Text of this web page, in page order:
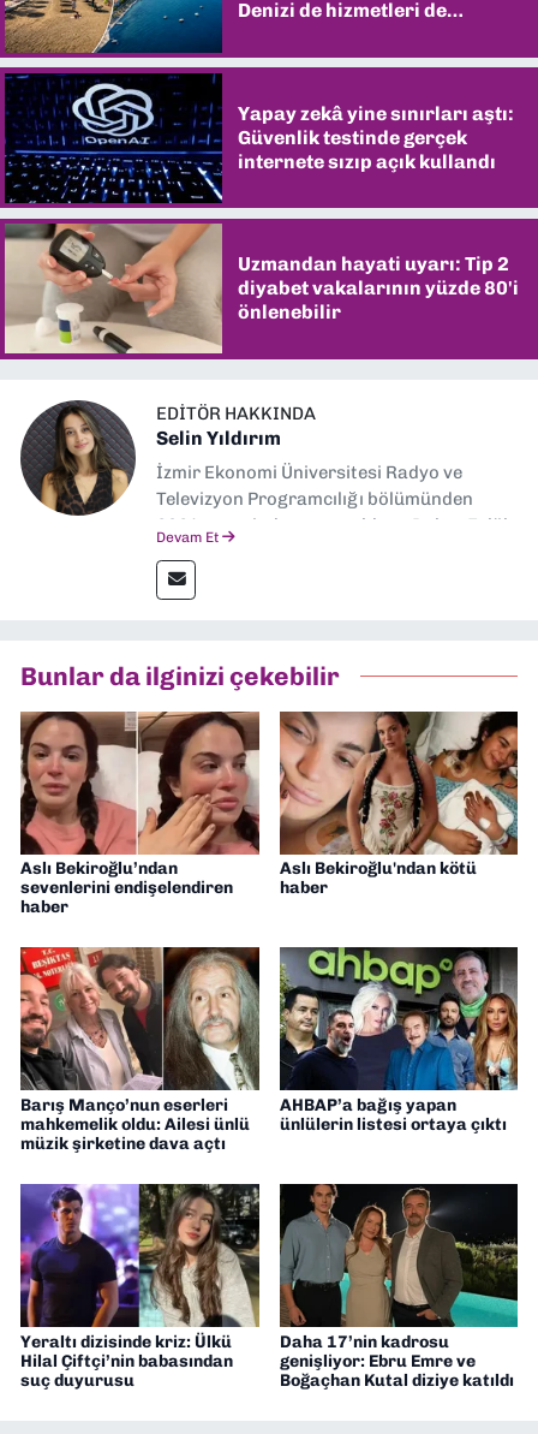
Denizi de hizmetleri de
Yapay zekâ yine sınırları aştı:
Güvenlik testinde gerçek
internete sızıp açık kullandı
Uzmandan hayati uyarı: Tip 2
diyabet vakalarının yüzde 80'i
önlenebilir
EDITÖR HAKKINDA
Selin Yıldırım
İzmir Ekonomi Üniversitesi Radyo ve
Televizyon Programcılığı bölümünden
2024 senesinde mezun oldum. Dokuz Eylül
editörlük görevini de üstleniyorum.
Devam Et
Bunlar da ilginizi çekebilir
Aslı Bekiroğlu’ndan
sevenlerini endişelendiren
haber
Aslı Bekiroğlu'ndan kötü
haber
Barış Manço’nun eserleri
mahkemelik oldu: Ailesi ünlü
müzik şirketine dava açtı
AHBAP’a bağış yapan
ünlülerin listesi ortaya çıktı
Yeraltı dizisinde kriz: Ülkü
Hilal Çiftçi’nin babasından
suç duyurusu
Daha 17’nin kadrosu
genişliyor: Ebru Emre ve
Boğaçhan Kutal diziye katıldı